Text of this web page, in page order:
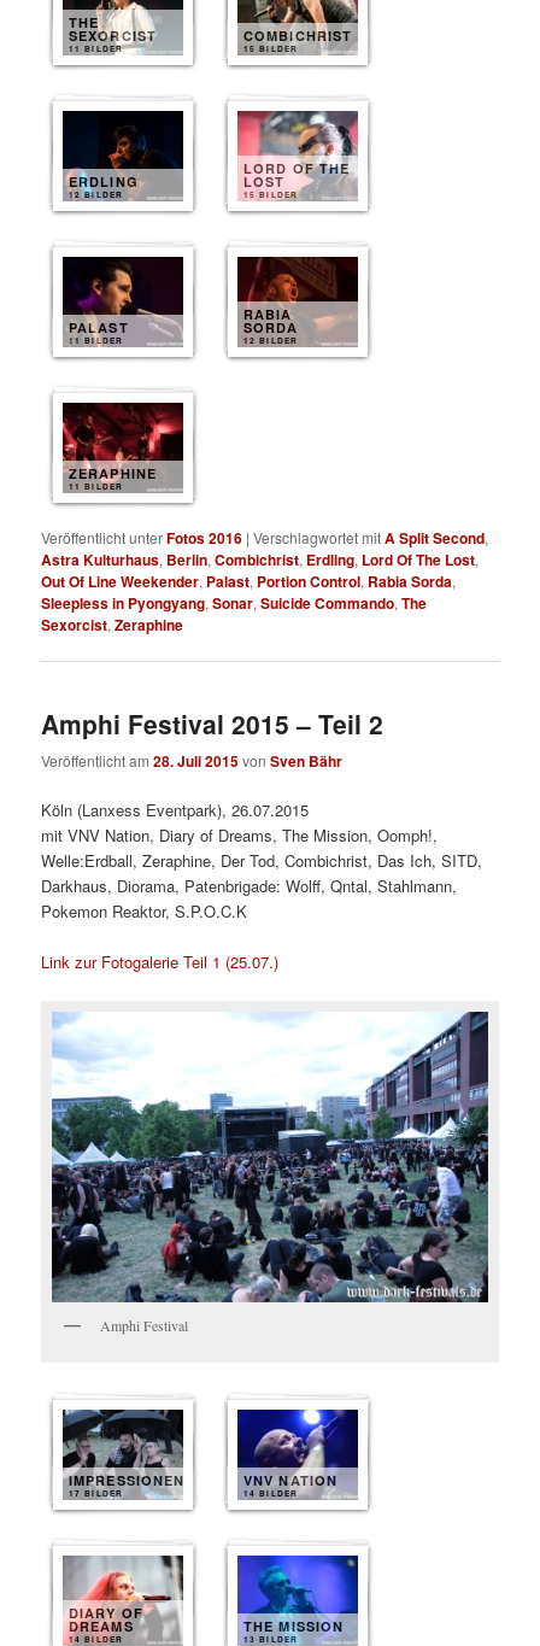
THE
SEXORCIST
11 BILDER
COMBICHRIST
15 BILDER
ERDLING
12 BILDER
LORD OF THE
LOST
15 BILDER
PALAST
11 BILDER
RABIA
SORDA
12 BILDER
ZERAPHINE
11 BILDER
Veröffentlicht unterFotos 2016 |Verschlagwortet mitA Split Second,
Astra Kulturhaus, Berlin,Combichrist, Erdling, Lord Of The Lost,
Out Of Line Weekender, Palast, Portion Control, Rabia Sorda,
Sleepless in Pyongyang,Sonar,Suicide Commando,The
Sexorcist,Zeraphine
Amphi Festival 2015 – Teil 2
Veröffentlicht am28. Juli 2015vonSven Bähr
Köln (Lanxess Eventpark), 26.07.2015
mit VNV Nation, Diary of Dreams, The Mission, Oomph!,
Welle:Erdball, Zeraphine, Der Tod, Combichrist, Das Ich, SITD,
Darkhaus, Diorama, Patenbrigade: Wolff, Qntal, Stahlmann,
Pokemon Reaktor, S.P.O.C.K
Link zur Fotogalerie Teil 1 (25.07.)
Amphi Festival
IMPRESSIONEN
17 BILDER
VNV NATION
14 BILDER
DIARY OF
DREAMS
14 BILDER
THE MISSION
13 BILDER